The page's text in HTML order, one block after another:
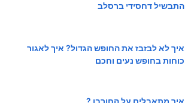
התבשיל דחסידי ברסלב
איך לא לבזבז את החופש הגדול? איך לאגור
כוחות בחופש נעים וחכם
איך מתאבלים על החורבן ?